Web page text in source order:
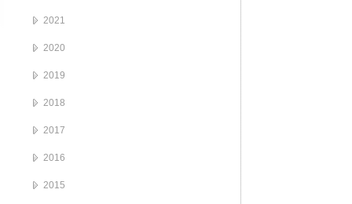
2021
2020
2019
2018
2017
2016
2015